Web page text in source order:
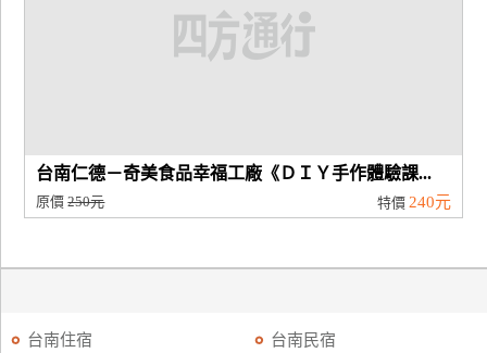
台南仁德－奇美食品幸福工廠《ＤＩＹ手作體驗課...
原價250元 特價 240元
台南住宿 台南民宿